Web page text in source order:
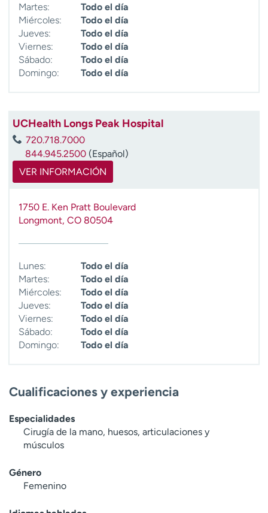
Martes:
Todo el día
Miércoles:
Todo el día
Jueves:
Todo el día
Viernes:
Todo el día
Sábado:
Todo el día
Domingo:
Todo el día
UCHealth Longs Peak Hospital
720.718.7000
844.945.2500 (Español)
VER INFORMACIÓN
1750 E. Ken Pratt Boulevard
Longmont, CO 80504
Lunes:
Todo el día
Martes:
Todo el día
Miércoles:
Todo el día
Jueves:
Todo el día
Viernes:
Todo el día
Sábado:
Todo el día
Domingo:
Todo el día
Cualificaciones y experiencia
Especialidades
Cirugía de la mano, huesos, articulaciones y
músculos
Género
Femenino